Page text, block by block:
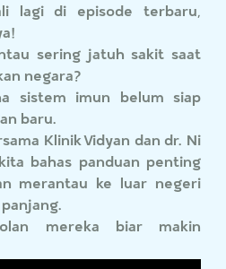
lagi di episode terbaru,
sering jatuh sakit saat
negara?
sistem imun belum siap
baru.
Klinik Vidyan dan dr. Ni
bahas panduan penting
merantau ke luar negeri
mereka biar makin